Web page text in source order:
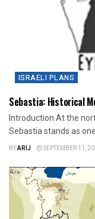
ISRAELI PLANS
Sebastia: Historical
Introduction At the
Sebastia stands as
BYARIJ SEPTEMBER 11,